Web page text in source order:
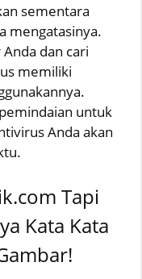
sementara
mengatasinya.
dan cari
memiliki
untuk
Anda akan
Tapi
Kata Kata